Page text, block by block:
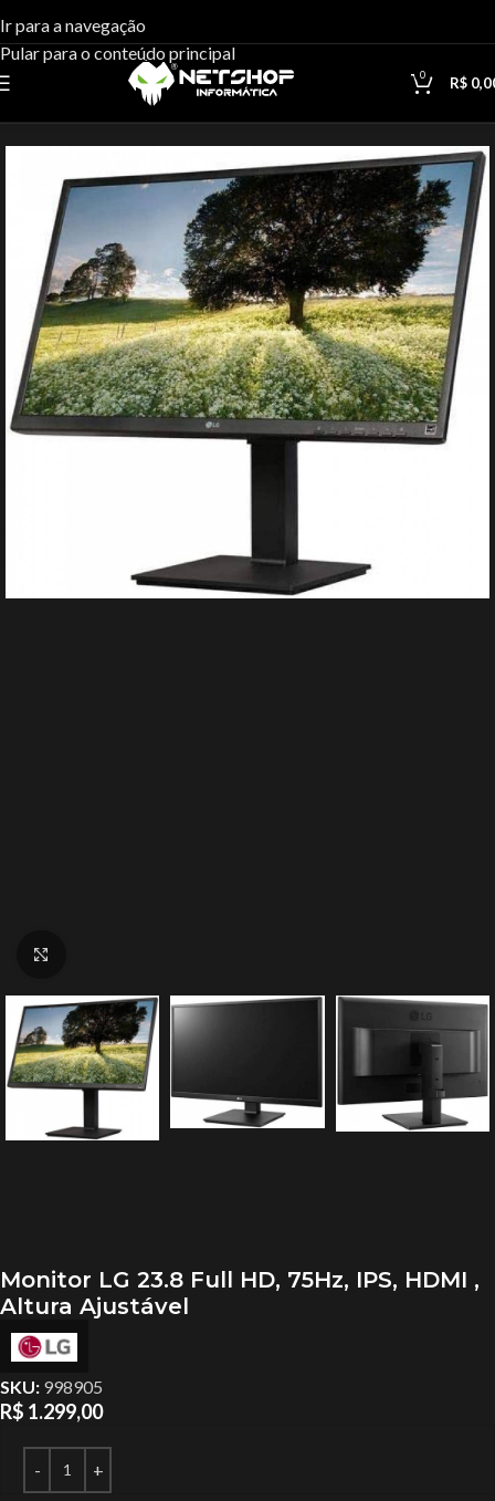
Ir para a navegação
Pular para o conteúdo principal
0 R$
Início Monitores
Monitor LG 23.8 Full HD, 75Hz, IPS, HDMI ,
Altura Ajustável
SKU: 998905
R$ 1.299,00